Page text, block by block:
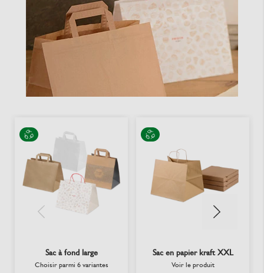
Sac à fond large
Choisir parmi 6 variantes
Sac en papier kraft XXL
Voir le produit